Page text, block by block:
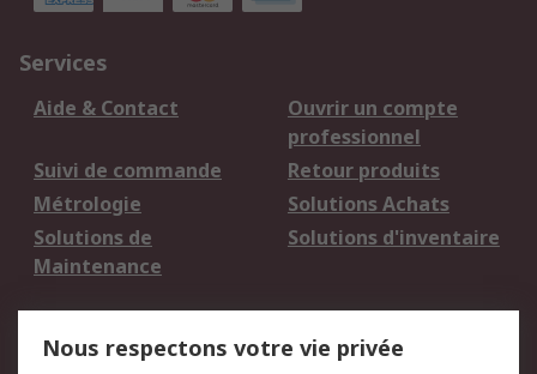
Services
Aide & Contact
Ouvrir un compte
professionnel
Suivi de commande
Retour produits
Métrologie
Solutions Achats
Solutions de
Maintenance
Solutions d'inventaire
Nous respectons votre vie privée